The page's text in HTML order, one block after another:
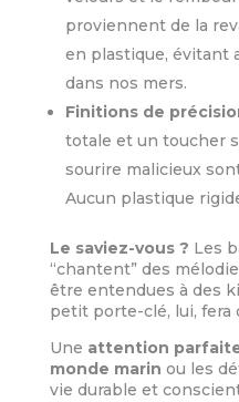
proviennent de la
en plastique, évitant
dans nos mers.
Finitions de
totale et un toucher
sourire malicieux
Aucun plastique
Le saviez-vous ? Les
“chantent” des
être entendues à des
petit porte-clé, lui, fera
Une attention
monde marin ou les
vie durable et